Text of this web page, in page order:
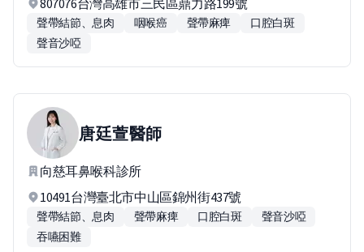
807076台灣高雄市三民區鼎力路199號
聲帶結節、息肉 咽喉癌 聲帶麻痺
口腔白斑
聲音沙啞
唐廷萱醫師
向慈耳鼻喉科診所
10491台灣臺北市中山區錦州街437號
聲帶結節、息肉 聲帶麻痺 口腔白斑
聲音沙啞
吞嚥困難